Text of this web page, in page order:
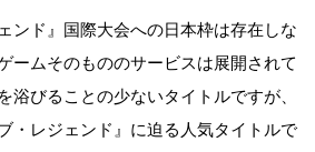
ンド』国際大会への日本枠は存在しな
ームそのもののサービスは展開されて
浴びることの少ないタイトルですが、
・レジェンド』に迫る人気タイトルで